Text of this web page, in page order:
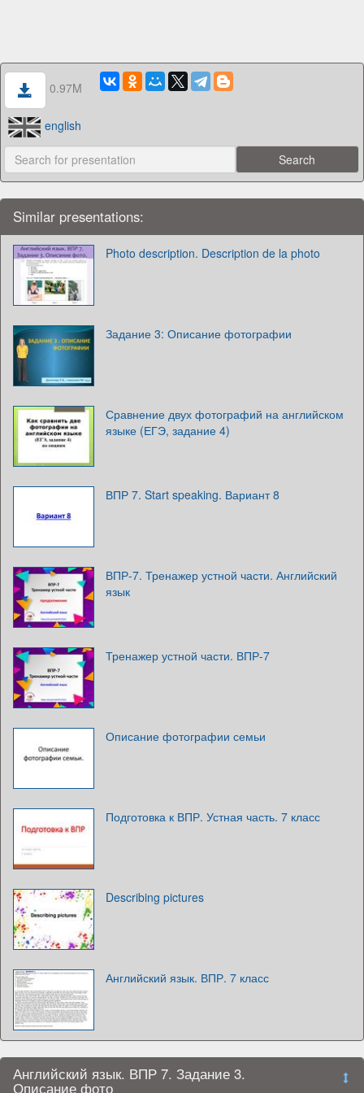
0.97M
english
Similar presentations:
Photo description. Description de la photo
Задание 3: Описание фотографии
Сравнение двух фотографий на английском
языке (ЕГЭ, задание 4)
ВПР 7. Start speaking. Вариант 8
ВПР-7. Тренажер устной части. Английский
язык
Тренажер устной части. ВПР-7
Описание фотографии семьи
Подготовка к ВПР. Устная часть. 7 класс
Describing pictures
Английский язык. ВПР. 7 класс
Английский язык. ВПР 7. Задание 3.
Описание фото